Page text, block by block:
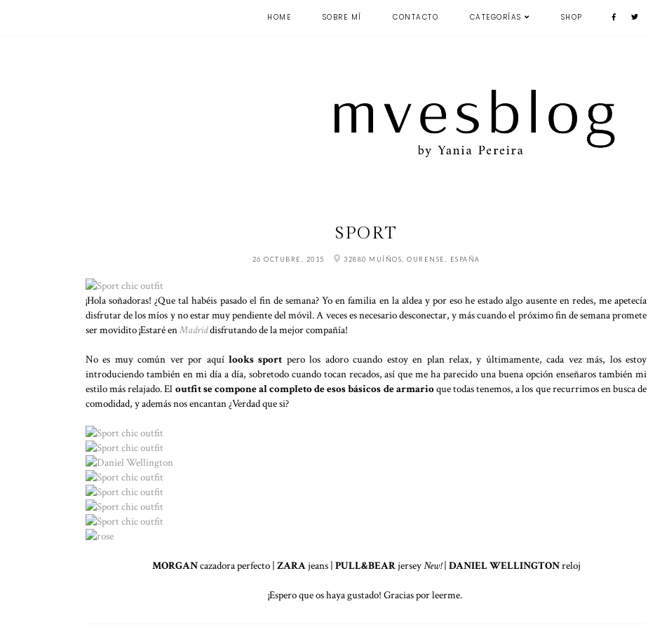
HOME SOBRE MÍ CONTACTO CATEGORÍAS SHOP
SPORT
26 OCTUBRE, 2015 32880 MUÍÑOS, OURENSE, ESPAÑA
¡Hola soñadoras! ¿Que tal habéis pasado el fin de semana? Yo en familia en la aldea y por eso he estado algo ausente en redes, me apetecía
disfrutar de los míos y no estar muy pendiente del móvil. A veces es necesario desconectar, y más cuando el próximo fin de semana promete
ser movidito ¡Estaré enMadriddisfrutando de la mejor compañía!
No es muy común ver por aquílooks sport pero los adoro cuando estoy en plan relax, y últimamente, cada vez más, los estoy
introduciendo también en mi día a día, sobretodo cuando tocan recados, así que me ha parecido una buena opción enseñaros también mi
estilo más relajado. El outfit se compone al completo de esos básicos de armarioque todas tenemos, a los que recurrimos en busca de
comodidad, y además nos encantan ¿Verdad que si?
MORGANcazadora perfecto | ZARAjeans | PULL&BEARjerseyNew!| DANIEL WELLINGTONreloj
¡Espero que os haya gustado! Gracias por leerme.